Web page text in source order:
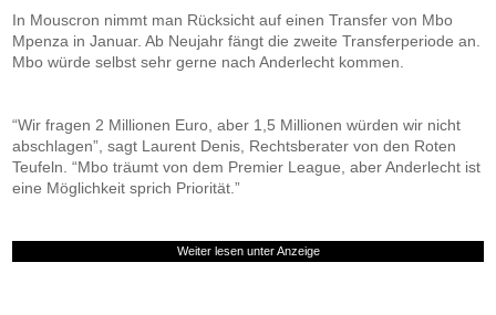
In Mouscron nimmt man Rücksicht auf einen Transfer von Mbo
Mpenza in Januar. Ab Neujahr fängt die zweite Transferperiode an.
Mbo würde selbst sehr gerne nach Anderlecht kommen.
“Wir fragen 2 Millionen Euro, aber 1,5 Millionen würden wir nicht
abschlagen”, sagt Laurent Denis, Rechtsberater von den Roten
Teufeln. “Mbo träumt von dem Premier League, aber Anderlecht ist
eine Möglichkeit sprich Priorität.”
Weiter lesen unter Anzeige